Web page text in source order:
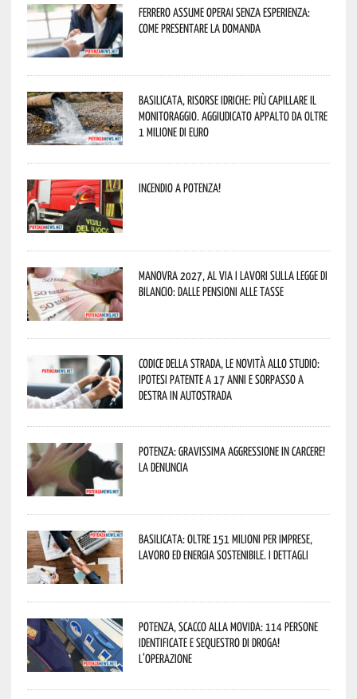
Ferrero assume operai senza esperienza:
come presentare la domanda
Basilicata, Risorse idriche: più capillare il
monitoraggio. Aggiudicato appalto da oltre
1 milione di euro
Incendio a Potenza!
Manovra 2027, al via i lavori sulla Legge di
Bilancio: dalle pensioni alle tasse
Codice della strada, le novità allo studio:
ipotesi patente a 17 anni e sorpasso a
destra in autostrada
Potenza: gravissima aggressione in Carcere!
La denuncia
Basilicata: oltre 151 milioni per imprese,
lavoro ed energia sostenibile. I dettagli
Potenza, scacco alla movida: 114 persone
identificate e sequestro di droga!
L’operazione